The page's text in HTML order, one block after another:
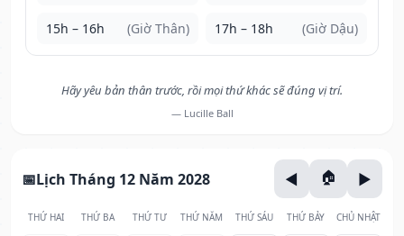
15h – 16h (Giờ Thân) 17h – 18h (Giờ Dậu)
Hãy yêu bản thân trước, rồi mọi thứ khác sẽ đúng vị trí.
— Lucille Ball
Lịch Tháng 12 Năm 2028
THỨ HAI THỨ BA THỨ TƯ THỨ NĂM THỨ SÁU THỨ BẢY CHỦ NHẬT